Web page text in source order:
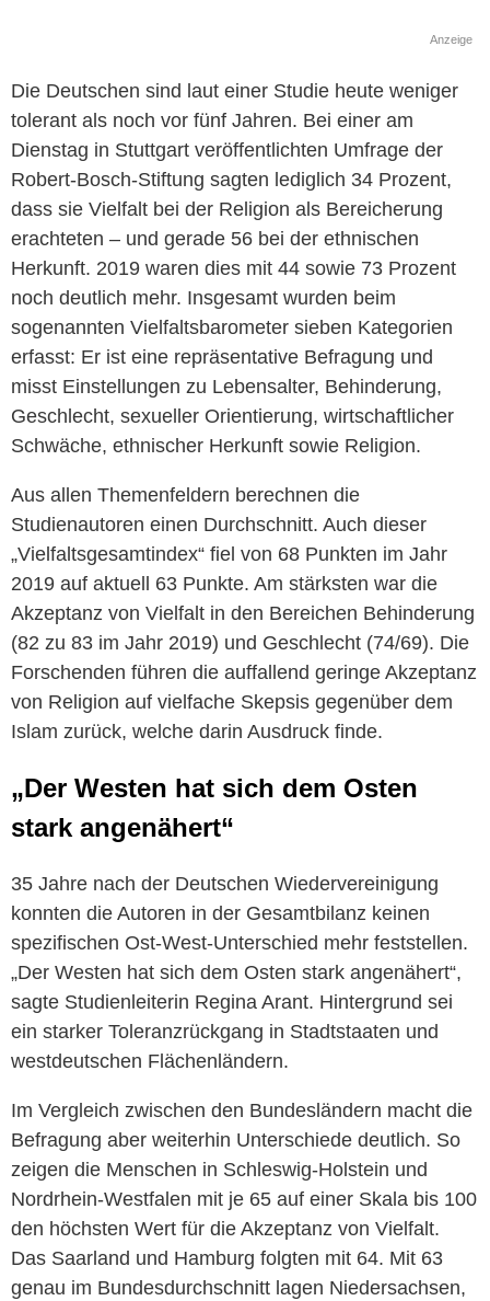
Anzeige
Die Deutschen sind laut einer Studie heute weniger
tolerant als noch vor fünf Jahren. Bei einer am
Dienstag in Stuttgart veröffentlichten Umfrage der
Robert-Bosch-Stiftung sagten lediglich 34 Prozent,
dass sie Vielfalt bei der Religion als Bereicherung
erachteten – und gerade 56 bei der ethnischen
Herkunft. 2019 waren dies mit 44 sowie 73 Prozent
noch deutlich mehr. Insgesamt wurden beim
sogenannten Vielfaltsbarometer sieben Kategorien
erfasst: Er ist eine repräsentative Befragung und
misst Einstellungen zu Lebensalter, Behinderung,
Geschlecht, sexueller Orientierung, wirtschaftlicher
Schwäche, ethnischer Herkunft sowie Religion.
Aus allen Themenfeldern berechnen die
Studienautoren einen Durchschnitt. Auch dieser
„Vielfaltsgesamtindex“ fiel von 68 Punkten im Jahr
2019 auf aktuell 63 Punkte. Am stärksten war die
Akzeptanz von Vielfalt in den Bereichen Behinderung
(82 zu 83 im Jahr 2019) und Geschlecht (74/69). Die
Forschenden führen die auffallend geringe Akzeptanz
von Religion auf vielfache Skepsis gegenüber dem
Islam zurück, welche darin Ausdruck finde.
„Der Westen hat sich dem Osten
stark angenähert“
35 Jahre nach der Deutschen Wiedervereinigung
konnten die Autoren in der Gesamtbilanz keinen
spezifischen Ost-West-Unterschied mehr feststellen.
„Der Westen hat sich dem Osten stark angenähert“,
sagte Studienleiterin Regina Arant. Hintergrund sei
ein starker Toleranzrückgang in Stadtstaaten und
westdeutschen Flächenländern.
Im Vergleich zwischen den Bundesländern macht die
Befragung aber weiterhin Unterschiede deutlich. So
zeigen die Menschen in Schleswig-Holstein und
Nordrhein-Westfalen mit je 65 auf einer Skala bis 100
den höchsten Wert für die Akzeptanz von Vielfalt.
Das Saarland und Hamburg folgten mit 64. Mit 63
genau im Bundesdurchschnitt lagen Niedersachsen,